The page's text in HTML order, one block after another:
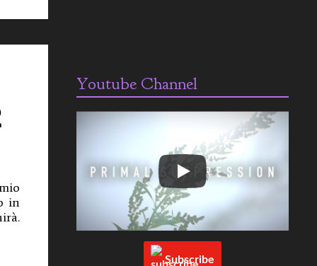
in
Youtube Channel
Subscribe